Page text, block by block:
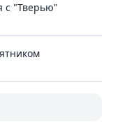
с "Тверью"